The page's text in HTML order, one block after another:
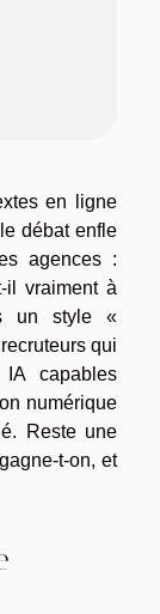
en ligne
débat enfle
agences :
il vraiment à
un style «
qui
capables
numérique
Reste une
t-on, et